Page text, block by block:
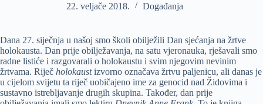
r
ž
a
j
22. veljače 2018. Događanja
Dana 27. siječnja u našoj smo školi obilježili Dan sjećanja na žrtve
holokausta. Dan prije obilježavanja, na satu vjeronauka, rješavali smo
radne listiće i razgovarali o holokaustu i svim njegovim nevinim
žrtvama. Riječ holokaustizvorno označava žrtvu paljenicu, ali danas je
u cijelom svijetu ta riječ uobičajeno ime za genocid nad Židovima i
sustavno istrebljavanje drugih skupina. Također, dan prije